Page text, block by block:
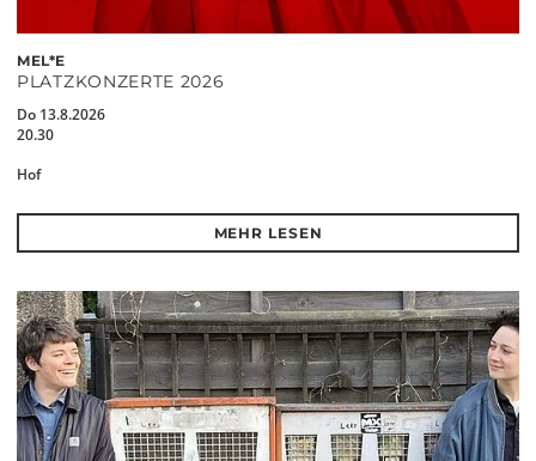
MEL*E
PLATZKONZERTE 2026
Do 13.8.2026
20.30
Hof
MEHR LESEN